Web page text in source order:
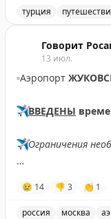
Holiday Beach
выписаны из
приличный
сентябре.
🔹Выясняли,
проблемы.
топливо, чтобы
вернуть обратно.
турция
Говорит
13 июл.
▫️Аэропорт
✈️ВВЕДЕНЫ
✈️Ограничения
😢 14 👎 3 👏 1
россия москва